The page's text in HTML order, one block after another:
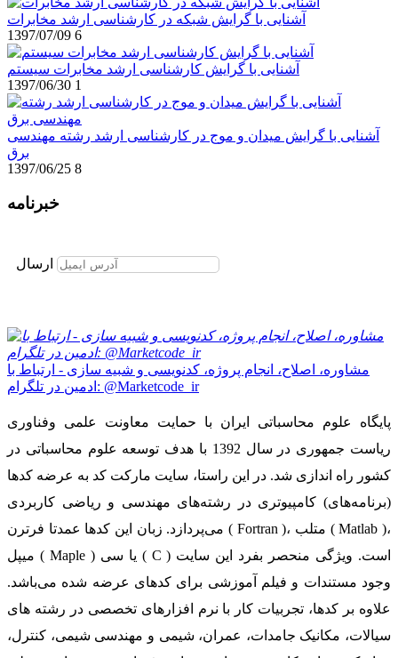
آشنایی با گرایش شبکه در کارشناسی ارشد مخابرات
1397/07/09 6
آشنایی با گرایش کارشناسی ارشد مخابرات سیستم
1397/06/30 1
آشنایی با گرایش میدان و موج در کارشناسی ارشد رشته مهندسی
برق
1397/06/25 8
خبرنامه
ارسال
مشاوره، اصلاح، انجام پروژه، کدنویسی و شبیه سازی - ارتباط با
ادمین در تلگرام: @Marketcode_ir
پایگاه علوم محاسباتی ایران با حمایت معاونت علمی وفناوری
ریاست جمهوری در سال 1392 با هدف توسعه علوم محاسباتی در
کشور راه اندازی شد. در این راستا، سایت مارکت کد به عرضه کدها
(برنامه‌های) کامپیوتری در رشته‌های مهندسی و ریاضی کاربردی
می‌پردازد. زبان این کدها عمدتا فرترن ( Fortran )، متلب ( Matlab )،
میپل ( Maple ) یا سی ( C ) است. ویژگی منحصر بفرد این سایت
وجود مستندات و فیلم آموزشی برای کدهای عرضه شده می‌باشد.
علاوه بر کدها، تجربیات کار با نرم افزارهای تخصصی در رشته های
سیالات، مکانیک جامدات، عمران، شیمی و مهندسی شیمی، کنترل،